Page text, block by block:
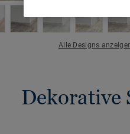
Alle Designs
Dekorative